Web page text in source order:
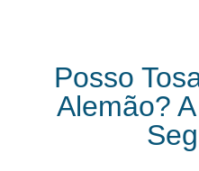
Posso
Alemão?